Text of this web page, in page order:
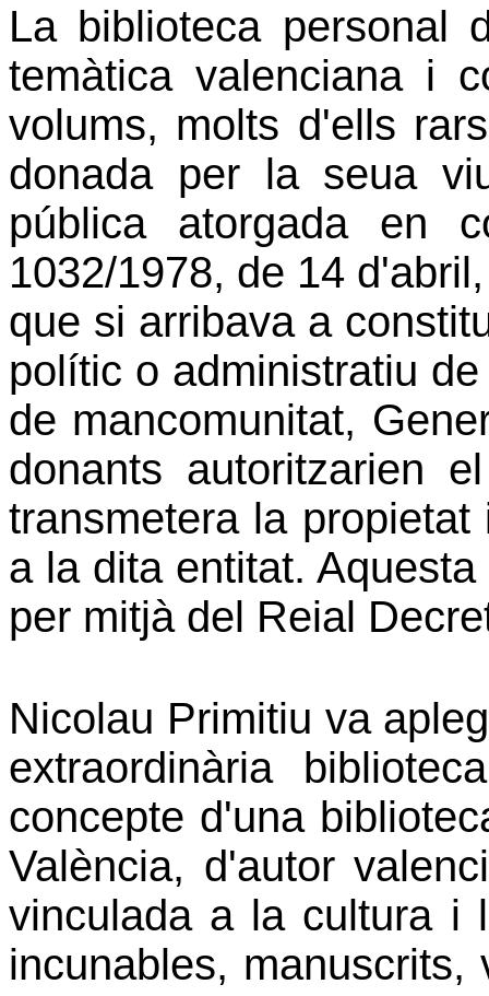
La biblioteca personal
temàtica valenciana i
volums, molts d'ells
donada per la seua
pública atorgada en
1032/1978, de 14
que si arribava a
polític o administratiu
de mancomunitat,
donants autoritzarien
transmetera la
a la dita entitat.
per mitjà del Reial
Nicolau Primitiu va
extraordinària
concepte d'una
València, d'autor
vinculada a la cultura i
incunables,